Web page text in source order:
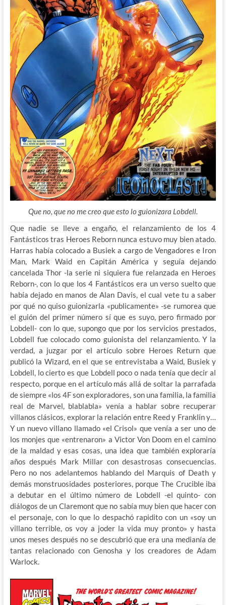
Que no, que no me creo que esto lo guionizara Lobdell.
Que nadie se lleve a engaño, el relanzamiento de los 4
Fantásticos tras Heroes Reborn nunca estuvo muy bien atado.
Harras había colocado a Busiek a cargo de Vengadores e Iron
Man, Mark Waid en Capitán América y seguía dejando
cancelada Thor -la serie ni siquiera fue relanzada en Heroes
Reborn-, con lo que los 4 Fantásticos era un verso suelto que
había dejado en manos de Alan Davis, el cual vete tu a saber
por qué no quiso guionizarla «publicamente» -se rumorea que
el guión del primer número sí que es suyo, pero firmado por
Lobdell- con lo que, supongo que por los servicios prestados,
Lobdell fue colocado como guionista del relanzamiento. Y la
verdad, a juzgar por el artículo sobre Heroes Return que
publicó la Wizard, en el que se entrevistaba a Waid, Busiek y
Lobdell, lo cierto es que Lobdell poco o nada tenía que decir al
respecto, porque en el artículo más allá de soltar la parrafada
de siempre «los 4F son exploradores, son una familia, la familia
real de Marvel, blablabla» venía a hablar sobre recuperar
villanos clásicos, explorar la relación entre Reed y Franklin y…
Y un nuevo villano llamado «el Crisol» que venía a ser uno de
los monjes que «entrenaron» a Victor Von Doom en el camino
de la maldad y esas cosas, una idea que también exploraría
años después Mark Millar con desastrosas consecuencias.
Pero no nos adelantemos hablando del Marquis of Death y
demás monstruosidades posteriores, porque The Crucible iba
a debutar en el último número de Lobdell -el quinto- con
diálogos de un Claremont que no sabía muy bien que hacer con
el personaje, con lo que lo despachó rapidito con un «soy un
villano terrible, os voy a joder la vida muy pronto» y hasta
unos meses después no se descubrió que era una medianía de
tantas relacionado con Genosha y los creadores de Adam
Warlock.